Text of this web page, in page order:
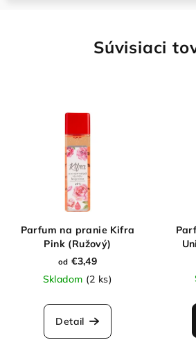
Súvisiaci
Parfum na pranie Kifra
Pink (Ružový)
od €3,49
Skladom (2 ks)
Detail